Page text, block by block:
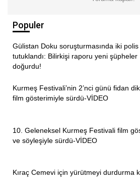
Populer
Gülistan Doku soruşturmasında iki polis
tutuklandı: Bilirkişi raporu yeni şüpheler
doğurdu!
Kurmeş Festivali’nin 2’nci günü fidan
film gösterimiyle sürdü-VİDEO
10. Geleneksel Kurmeş Festivali film
ve söyleşiyle sürdü-VİDEO
Kıraç Cemevi için yürütmeyi durdurma